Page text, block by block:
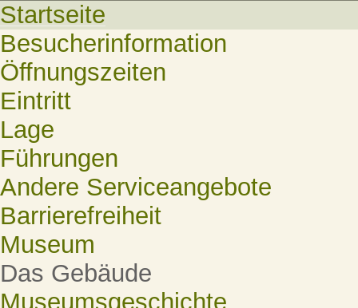
Startseite
Besucherinformation
Öffnungszeiten
Eintritt
Lage
Führungen
Andere Serviceangebote
Barrierefreiheit
Museum
Das Gebäude
Museumsgeschichte